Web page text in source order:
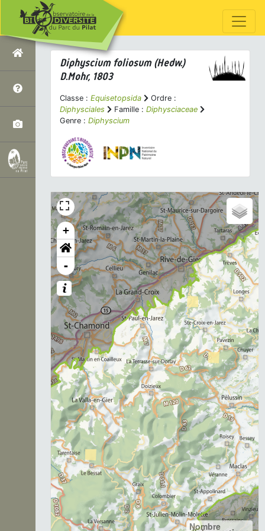
Diphyscium foliosum(Hedw.)
D.Mohr, 1803
Classe : Equisetopsida
Ordre :
Diphysciales
Famille : Diphysciaceae
Genre : Diphyscium
+
-
Nombre